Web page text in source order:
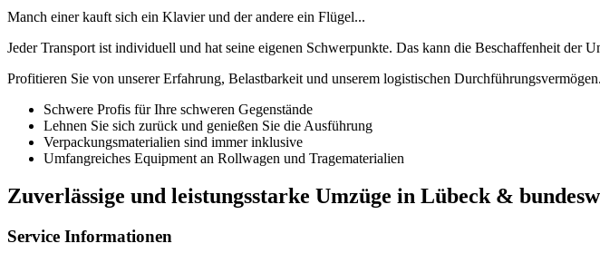
Manch einer kauft sich ein Klavier und der andere ein Flügel...
Jeder Transport ist individuell und hat seine eigenen Schwerpunkte. Das kann die Beschaffenheit der
Profitieren Sie von unserer Erfahrung, Belastbarkeit und unserem logistischen Durchführungsvermögen.
Schwere Profis für Ihre schweren Gegenstände
Lehnen Sie sich zurück und genießen Sie die Ausführung
Verpackungsmaterialien sind immer inklusive
Umfangreiches Equipment an Rollwagen und Tragematerialien
Zuverlässige und leistungsstarke Umzüge in Lübeck &
Service Informationen